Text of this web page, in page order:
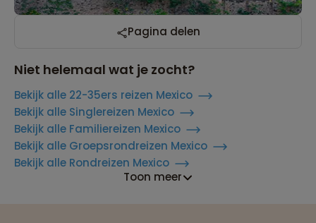
Pagina delen
Niet helemaal wat je zocht?
Bekijk alle 22-35ers reizen Mexico
Bekijk alle Singlereizen Mexico
Bekijk alle Familiereizen Mexico
Bekijk alle Groepsrondreizen Mexico
Bekijk alle Rondreizen Mexico
Toon meer